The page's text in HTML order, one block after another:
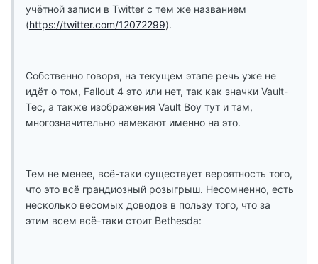
учётной записи в Twitter с тем же названием
(https://twitter.com/12072299).
Собственно говоря, на текущем этапе речь уже не
идёт о том, Fallout 4 это или нет, так как значки Vault-
Tec, а также изображения Vault Boy тут и там,
многозначительно намекают именно на это.
Тем не менее, всё-таки существует вероятность того,
что это всё грандиозный розыгрыш. Несомненно, есть
несколько весомых доводов в пользу того, что за
этим всем всё-таки стоит Bethesda: